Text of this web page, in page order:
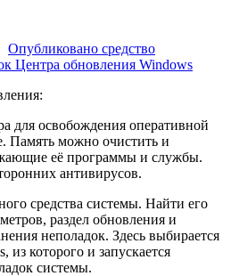
Опубликовано средство
Центра обновления Windows
для освобождения оперативной
Память можно очистить и
её программы и службы.
антивирусов.
средства системы. Найти его
раздел обновления и
неполадок. Здесь выбирается
которого и запускается
системы.